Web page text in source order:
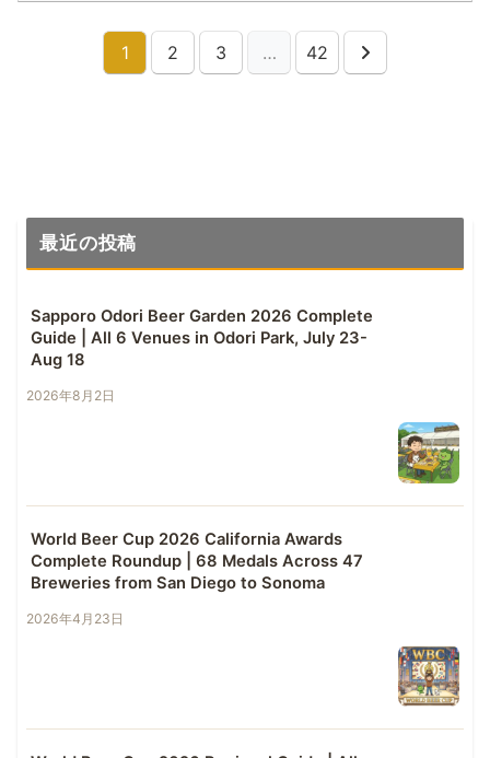
1 2 3 … 42
Next
最近の投稿
Sapporo Odori Beer Garden 2026 Complete
Guide | All 6 Venues in Odori Park, July 23-
Aug 18
2026年8月2日
World Beer Cup 2026 California Awards
Complete Roundup | 68 Medals Across 47
Breweries from San Diego to Sonoma
2026年4月23日